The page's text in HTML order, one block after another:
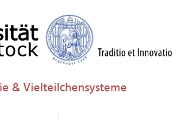
& Vielteilchensysteme